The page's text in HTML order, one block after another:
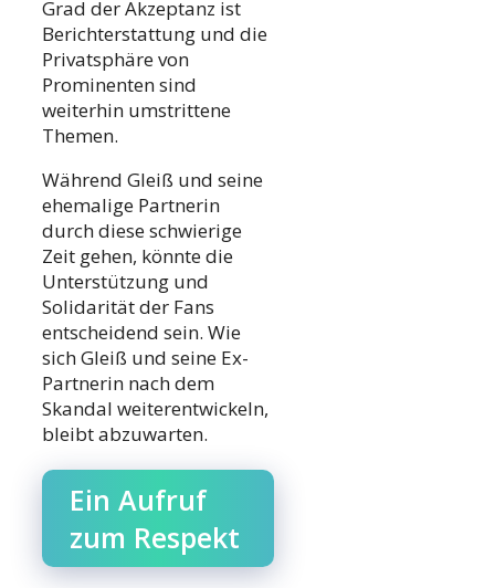
Grad der Akzeptanz ist
Berichterstattung und die
Privatsphäre von
Prominenten sind
weiterhin umstrittene
Themen.
Während Gleiß und seine
ehemalige Partnerin
durch diese schwierige
Zeit gehen, könnte die
Unterstützung und
Solidarität der Fans
entscheidend sein. Wie
sich Gleiß und seine Ex-
Partnerin nach dem
Skandal weiterentwickeln,
bleibt abzuwarten.
Ein Aufruf
zum Respekt